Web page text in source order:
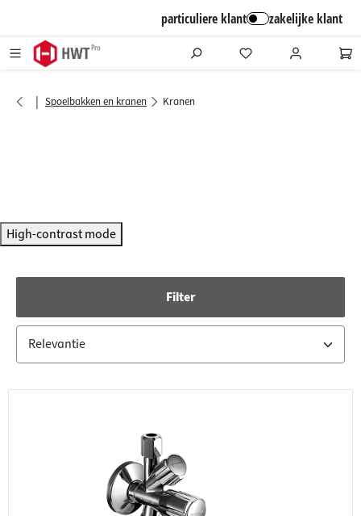
particuliere klant zakelijke klant
| Spoelbakken en kranen Kranen
High-contrast mode
Filter